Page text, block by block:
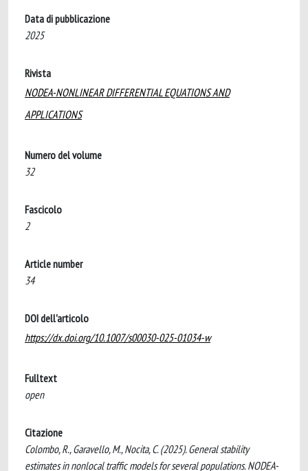
Data di pubblicazione
2025
Rivista
NODEA-NONLINEAR DIFFERENTIAL EQUATIONS AND
APPLICATIONS
Numero del volume
32
Fascicolo
2
Article number
34
DOI dell'articolo
https://dx.doi.org/10.1007/s00030-025-01034-w
Fulltext
open
Citazione
Colombo, R., Garavello, M., Nocita, C. (2025). General stability
estimates in nonlocal traffic models for several populations. NODEA-